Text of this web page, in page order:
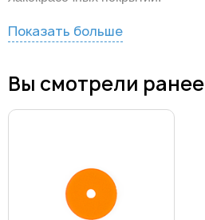
Показать больше
Вы смотрели ранее